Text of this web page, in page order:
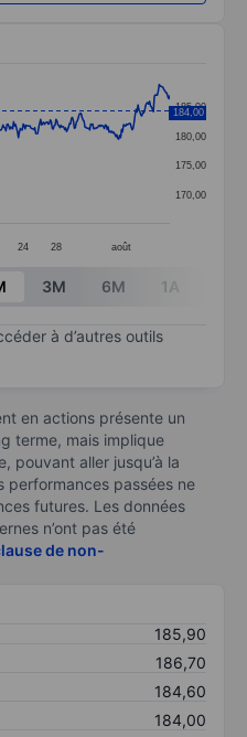
categories.
values. Data
24 28 août
170,00
175,00
180,00
185,00
184,00
3M 6M 1A
à d’autres outils
en actions présente un
terme, mais implique
pouvant aller jusqu’à la
passées ne
futures. Les données
n’ont pas été
de non-
185,90
186,70
184,60
184,00